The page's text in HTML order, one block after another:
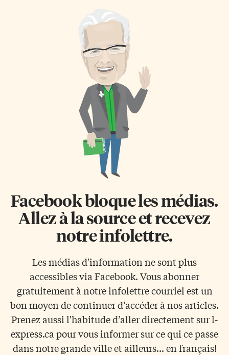
Facebook bloque les médias.
Allez à la source et recevez
notre infolettre.
Les médias d'information ne sont plus
accessibles via Facebook. Vous abonner
gratuitement à notre infolettre courriel est un
bon moyen de continuer d’accéder à nos articles.
Prenez aussi l'habitude d’aller directement sur l-
express.ca pour vous informer sur ce qui ce passe
dans notre grande ville et ailleurs... en français!